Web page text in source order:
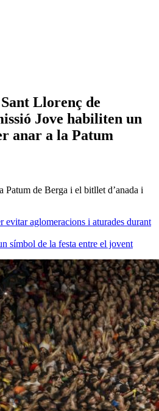
Llorenç de
Jove habiliten un
anar a la Patum
Patum de Berga i el bitllet d’anada i
evitar aglomeracions i aturades durant
símbol de la festa entre el jovent